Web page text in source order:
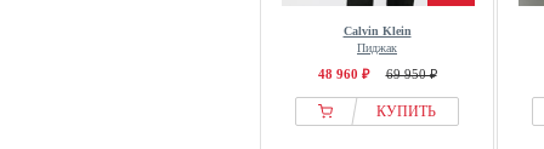
Calvin Klein
Пиджак
48 960 ₽ 69 950 ₽
КУПИТЬ